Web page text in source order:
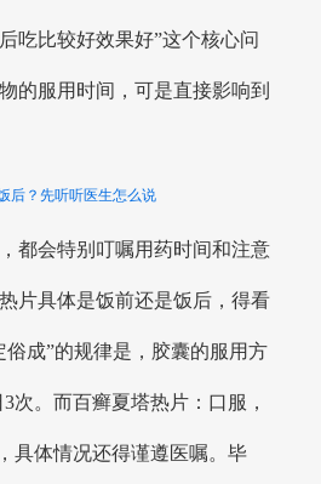
吃比较好效果好”这个核心问
的服用时间，可是直接影响到
后？先听听医生怎么说
都会特别叮嘱用药时间和注意
片具体是饭前还是饭后，得看
俗成”的规律是，胶囊的服用方
次。而百癣夏塔热片：口服，
具体情况还得谨遵医嘱。毕